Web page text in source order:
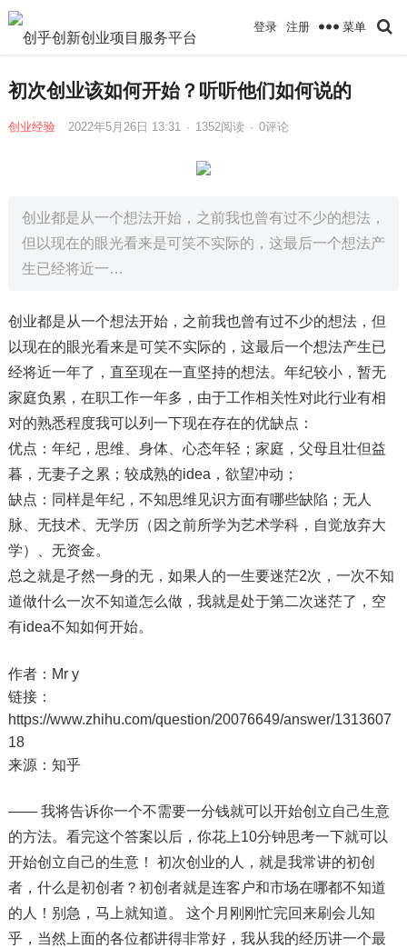
登录 注册 菜单
初次创业该如何开始？听听他们如何说的
创业经验 2022年5月26日 13:31 · 1352阅读 · 0评论
创业都是从一个想法开始，之前我也曾有过不少的想法，
但以现在的眼光看来是可笑不实际的，这最后一个想法产
生已经将近一…
创业都是从一个想法开始，之前我也曾有过不少的想法，但
以现在的眼光看来是可笑不实际的，这最后一个想法产生已
经将近一年了，直至现在一直坚持的想法。年纪较小，暂无
家庭负累，在职工作一年多，由于工作相关性对此行业有相
对的熟悉程度我可以列一下现在存在的优缺点：
优点：年纪，思维、身体、心态年轻；家庭，父母且壮但益
暮，无妻子之累；较成熟的idea，欲望冲动；
缺点：同样是年纪，不知思维见识方面有哪些缺陷；无人
脉、无技术、无学历（因之前所学为艺术学科，自觉放弃大
学）、无资金。
总之就是孑然一身的无，如果人的一生要迷茫2次，一次不知
道做什么一次不知道怎么做，我就是处于第二次迷茫了，空
有idea不知如何开始。
作者：Mr y
链接：
https://www.zhihu.com/question/20076649/answer/1313607
18
来源：知乎
—— 我将告诉你一个不需要一分钱就可以开始创立自己生意
的方法。看完这个答案以后，你花上10分钟思考一下就可以
开始创立自己的生意！ 初次创业的人，就是我常讲的初创
者，什么是初创者？初创者就是连客户和市场在哪都不知道
的人！别急，马上就知道。 这个月刚刚忙完回来刷会儿知
乎，当然上面的各位都讲得非常好，我从我的经历讲一个最